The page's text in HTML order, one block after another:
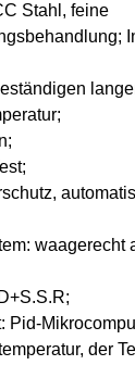
Stahl, feine
waagerecht
Pid-
der